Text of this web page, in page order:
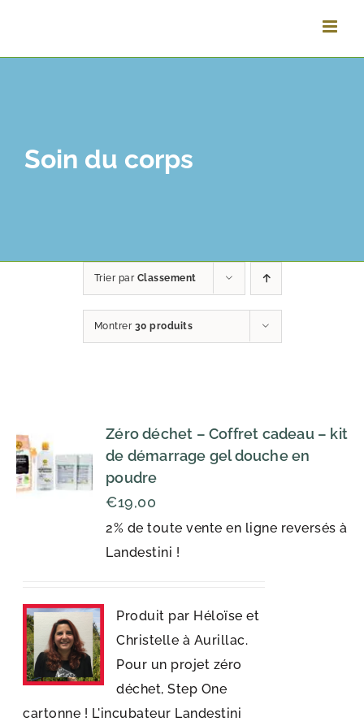
contenu
Soin du corps
Trier par Classement
Montrer 30 produits
Zéro déchet – Coffret cadeau – kit
de démarrage gel douche en
poudre
2% de toute vente en ligne reversés à
Landestini !
€19,00
Produit par Héloïse et
Christelle à Aurillac.
Pour un projet zéro
déchet, Step One
cartonne ! L'incubateur Landestini